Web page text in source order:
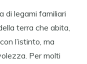
di legami familiari
terra che abita,
l’istinto, ma
Per molti